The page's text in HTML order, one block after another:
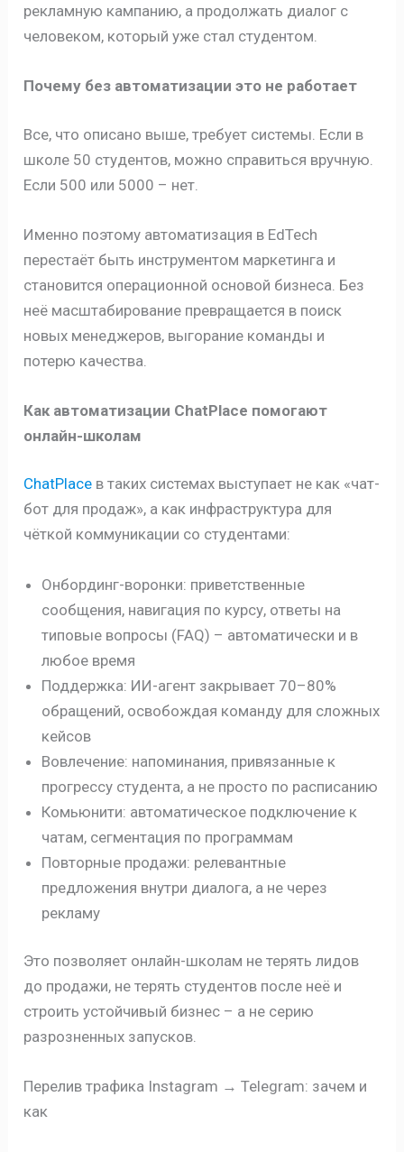
рекламную кампанию, а продолжать диалог с
человеком, который уже стал студентом.
Почему без автоматизации это не работает
Все, что описано выше, требует системы. Если в
школе 50 студентов, можно справиться вручную.
Если 500 или 5000 – нет.
Именно поэтому автоматизация в EdTech
перестаёт быть инструментом маркетинга и
становится операционной основой бизнеса. Без
неё масштабирование превращается в поиск
новых менеджеров, выгорание команды и
потерю качества.
Как автоматизации ChatPlace помогают
онлайн-школам
ChatPlace в таких системах выступает не как «чат-
бот для продаж», а как инфраструктура для
чёткой коммуникации со студентами:
Онбординг-воронки: приветственные
сообщения, навигация по курсу, ответы на
типовые вопросы (FAQ) – автоматически и в
любое время
Поддержка: ИИ-агент закрывает 70–80%
обращений, освобождая команду для сложных
кейсов
Вовлечение: напоминания, привязанные к
прогрессу студента, а не просто по расписанию
Комьюнити: автоматическое подключение к
чатам, сегментация по программам
Повторные продажи: релевантные
предложения внутри диалога, а не через
рекламу
Это позволяет онлайн-школам не терять лидов
до продажи, не терять студентов после неё и
строить устойчивый бизнес – а не серию
разрозненных запусков.
Перелив трафика Instagram → Telegram: зачем и
как